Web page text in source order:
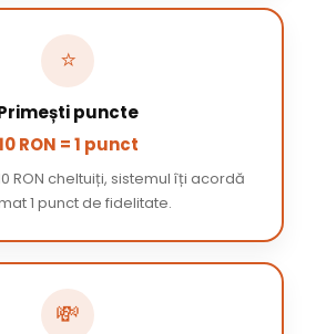
⭐
puncte
RON = 1 punct
RON cheltuiți, sistemul îți acordă
1 punct de fidelitate.
💸